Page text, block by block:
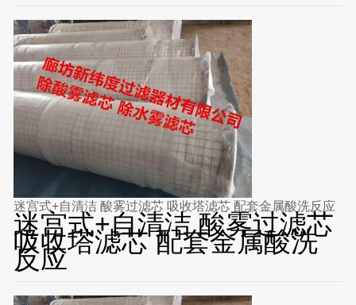
迷宫式+自清洁 酸雾过滤芯 吸收塔滤芯 配套金属酸洗反应
迷宫式+自清洁 酸雾过滤芯
吸收塔滤芯 配套金属酸洗
反应